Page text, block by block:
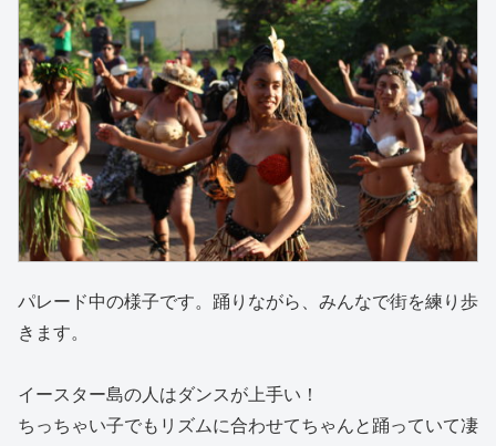
パレード中の様子です。踊りながら、みんなで街を練り歩
きます。
イースター島の人はダンスが上手い！
ちっちゃい子でもリズムに合わせてちゃんと踊っていて凄